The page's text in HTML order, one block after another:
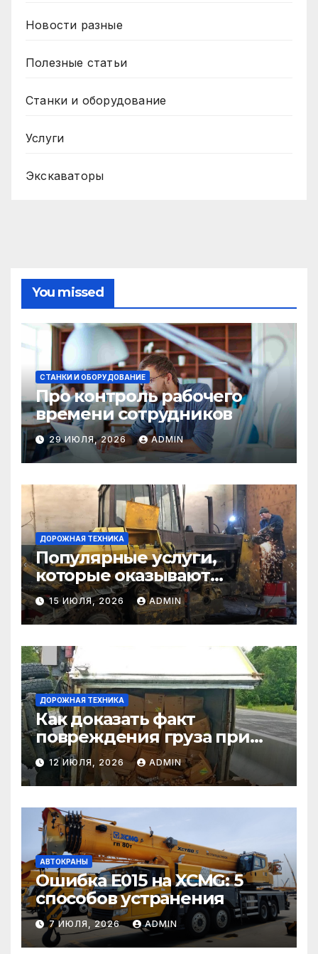
Новости разные
Полезные статьи
Станки и оборудование
Услуги
Экскаваторы
You missed
СТАНКИ И ОБОРУДОВАНИЕ
Про контроль рабочего
времени сотрудников
29 ИЮЛЯ, 2026 ADMIN
ДОРОЖНАЯ ТЕХНИКА
Популярные услуги,
которые оказывают
самосвалы в строительстве
и логистике
15 ИЮЛЯ, 2026 ADMIN
ДОРОЖНАЯ ТЕХНИКА
Как доказать факт
повреждения груза при
страховом случае
12 ИЮЛЯ, 2026 ADMIN
АВТОКРАНЫ
Ошибка E015 на XCMG: 5
способов устранения
7 ИЮЛЯ, 2026 ADMIN